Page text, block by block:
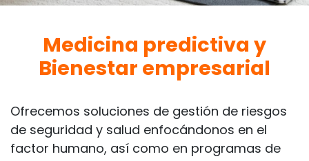
Medicina predictiva y
Bienestar empresarial
Ofrecemos soluciones de gestión de riesgos
de seguridad y salud enfocándonos en el
factor humano, así como en programas de